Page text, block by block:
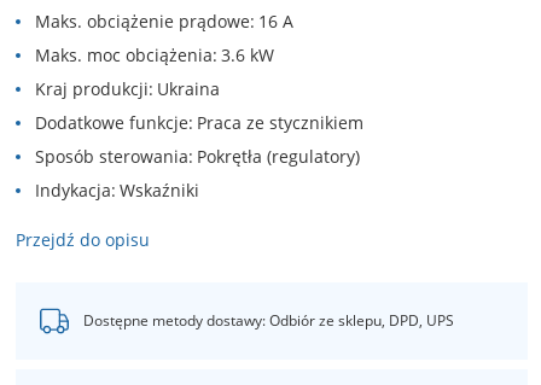
Maks. obciążenie prądowe 16 A
Maks. moc obciążenia 3.6 kW
Kraj produkcji Ukraina
Dodatkowe funkcje Praca ze stycznikiem
Sposób sterowania Pokrętła (regulatory)
Indykacja Wskaźniki
Przejdź do opisu
Dostępne metody dostawy: Odbiór ze sklepu, DPD, UPS